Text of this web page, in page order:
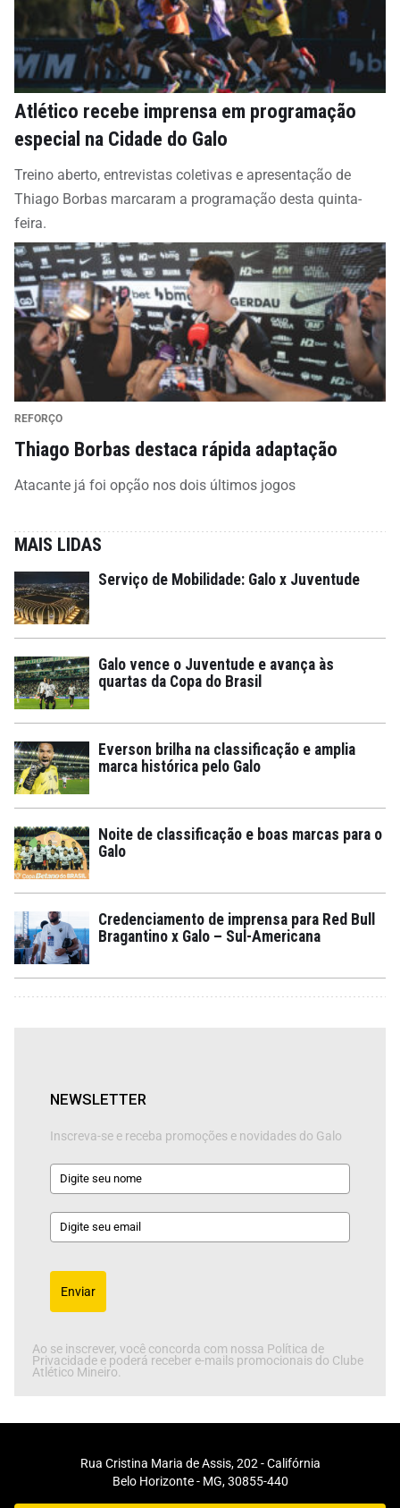
Atlético recebe imprensa em programação
especial na Cidade do Galo
Treino aberto, entrevistas coletivas e apresentação de
Thiago Borbas marcaram a programação desta quinta-
feira.
REFORÇO
Thiago Borbas destaca rápida adaptação
Atacante já foi opção nos dois últimos jogos
MAIS LIDAS
Serviço de Mobilidade: Galo x Juventude
Galo vence o Juventude e avança às
quartas da Copa do Brasil
Everson brilha na classificação e amplia
marca histórica pelo Galo
Noite de classificação e boas marcas para o
Galo
Credenciamento de imprensa para Red Bull
Bragantino x Galo – Sul-Americana
NEWSLETTER
Inscreva-se e receba promoções e novidades do Galo
Enviar
Ao se inscrever, você concorda com nossa Política de
Privacidade e poderá receber e-mails promocionais do Clube
Atlético Mineiro.
Rua Cristina Maria de Assis, 202 - Califórnia
Belo Horizonte - MG, 30855-440